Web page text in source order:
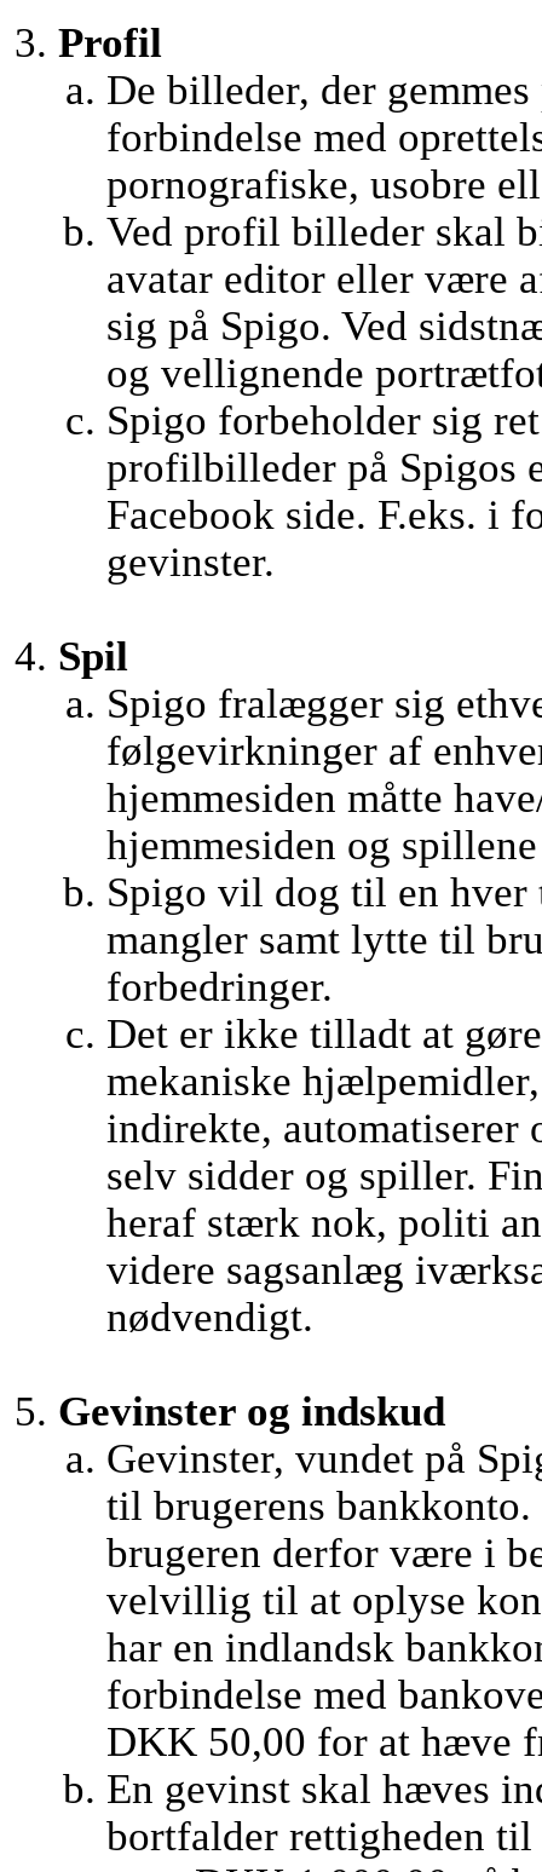
Profil
De billeder, der
forbindelse med
pornografiske, usobre
Ved profil billeder skal
avatar editor eller være
sig på Spigo. Ved
og vellignende
Spigo forbeholder sig
profilbilleder på Spigos
Facebook side. F.eks. i
gevinster.
Spil
Spigo fralægger sig
følgevirkninger af
hjemmesiden måtte
hjemmesiden og
Spigo vil dog til en hver
mangler samt lytte til
forbedringer.
Det er ikke tilladt at
mekaniske
indirekte, automatiserer
selv sidder og spiller.
heraf stærk nok, politi
videre sagsanlæg
nødvendigt.
Gevinster og indskud
Gevinster, vundet på
til brugerens
brugeren derfor være i
velvillig til at oplyse
har en indlandsk
forbindelse med
DKK 50,00 for at hæve
En gevinst skal hæves
bortfalder rettigheden til